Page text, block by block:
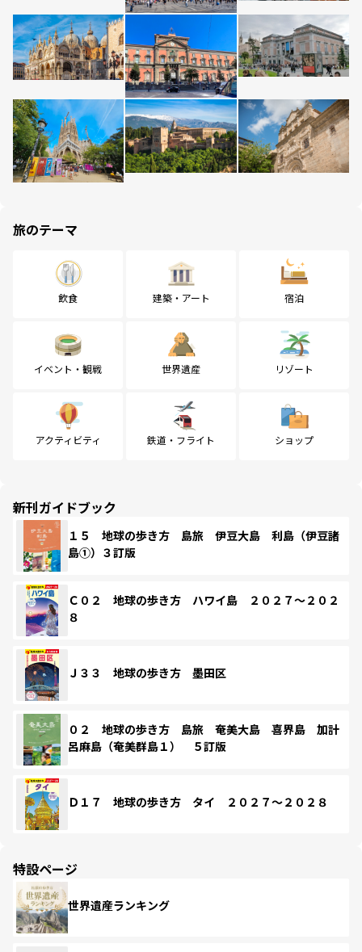
旅のテーマ
飲食 建築・アート 宿泊
イベント・観戦 世界遺産 リゾート
アクティビティ 鉄道・フライト ショップ
新刊ガイドブック
１５ 地球の歩き方 島旅 伊豆大島 利島（伊豆諸
島①）３訂版
Ｃ０２ 地球の歩き方 ハワイ島 ２０２７～２０２
８
Ｊ３３ 地球の歩き方 墨田区
０２ 地球の歩き方 島旅 奄美大島 喜界島 加計
呂麻島（奄美群島１） ５訂版
Ｄ１７ 地球の歩き方 タイ ２０２７～２０２８
特設ページ
世界遺産ランキング